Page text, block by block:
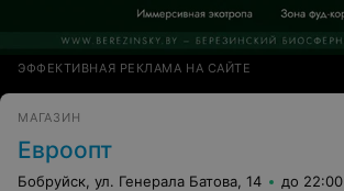
ЭФФЕКТИВНАЯ РЕКЛАМА НА САЙТЕ
МАГАЗИН
Евроопт
Бобруйск, ул. Генерала Батова, 14 до 22:00